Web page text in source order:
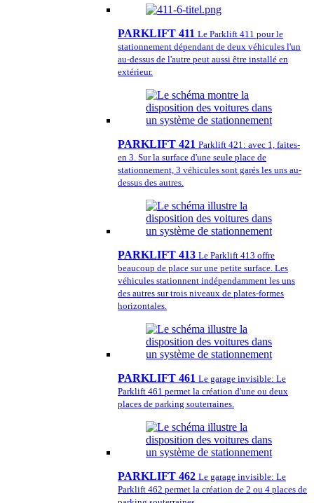
PARKLIFT 411 Le Parklift 411 pour le
stationnement dépendant de deux véhicules l'un
au-dessus de l'autre peut aussi être installé en
extérieur.
PARKLIFT 421 Parklift 421: avec 1, faites-
en 3. Sur la surface d'une seule place de
stationnement, 3 véhicules sont garés les uns au-
dessus des autres.
PARKLIFT 413 Le Parklift 413 offre
beaucoup de place sur une petite surface. Les
véhicules stationnent indépendamment les uns
des autres sur trois niveaux de plates-formes
horizontales.
PARKLIFT 461 Le garage invisible: Le
Parklift 461 permet la création d'une ou deux
places de parking souterraines.
PARKLIFT 462 Le garage invisible: Le
Parklift 462 permet la création de 2 ou 4 places de